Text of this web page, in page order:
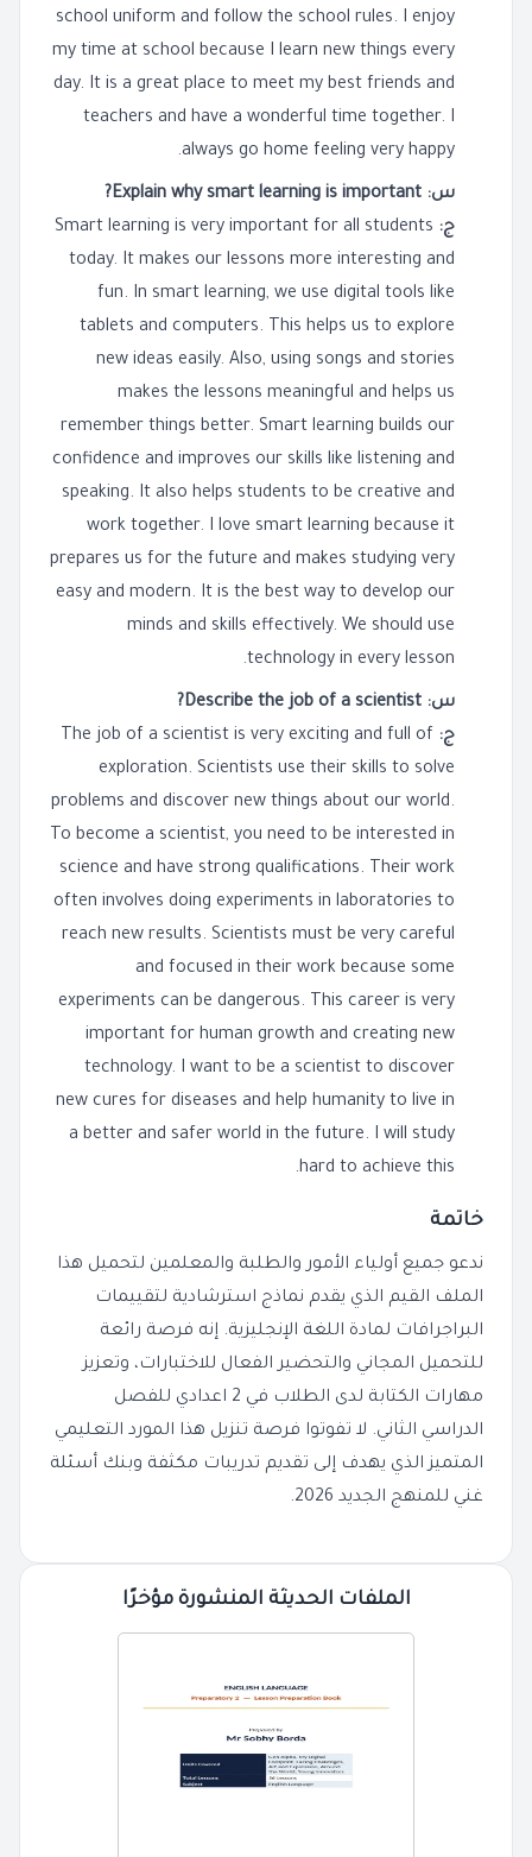
school uniform and follow the school rules. I enjoy
my time at school because I learn new things every
day. It is a great place to meet my best friends and
teachers and have a wonderful time together. I
always go home feeling very happy.
س: Explain why smart learning is important?
ج: Smart learning is very important for all students
today. It makes our lessons more interesting and
fun. In smart learning, we use digital tools like
tablets and computers. This helps us to explore
new ideas easily. Also, using songs and stories
makes the lessons meaningful and helps us
remember things better. Smart learning builds our
confidence and improves our skills like listening and
speaking. It also helps students to be creative and
work together. I love smart learning because it
prepares us for the future and makes studying very
easy and modern. It is the best way to develop our
minds and skills effectively. We should use
technology in every lesson.
س: Describe the job of a scientist?
ج: The job of a scientist is very exciting and full of
exploration. Scientists use their skills to solve
problems and discover new things about our world.
To become a scientist, you need to be interested in
science and have strong qualifications. Their work
often involves doing experiments in laboratories to
reach new results. Scientists must be very careful
and focused in their work because some
experiments can be dangerous. This career is very
important for human growth and creating new
technology. I want to be a scientist to discover
new cures for diseases and help humanity to live in
a better and safer world in the future. I will study
hard to achieve this.
خاتمة
ندعو جميع أولياء الأمور والطلبة والمعلمين لتحميل هذا
الملف القيم الذي يقدم نماذج استرشادية لتقييمات
البراجرافات لمادة اللغة الإنجليزية. إنه فرصة رائعة
للتحميل المجاني والتحضير الفعال للاختبارات، وتعزيز
مهارات الكتابة لدى الطلاب في 2 اعدادي للفصل
الدراسي الثاني. لا تفوتوا فرصة تنزيل هذا المورد التعليمي
المتميز الذي يهدف إلى تقديم تدريبات مكثفة وبنك أسئلة
غني للمنهج الجديد 2026.
الملفات الحديثة المنشورة مؤخرًا